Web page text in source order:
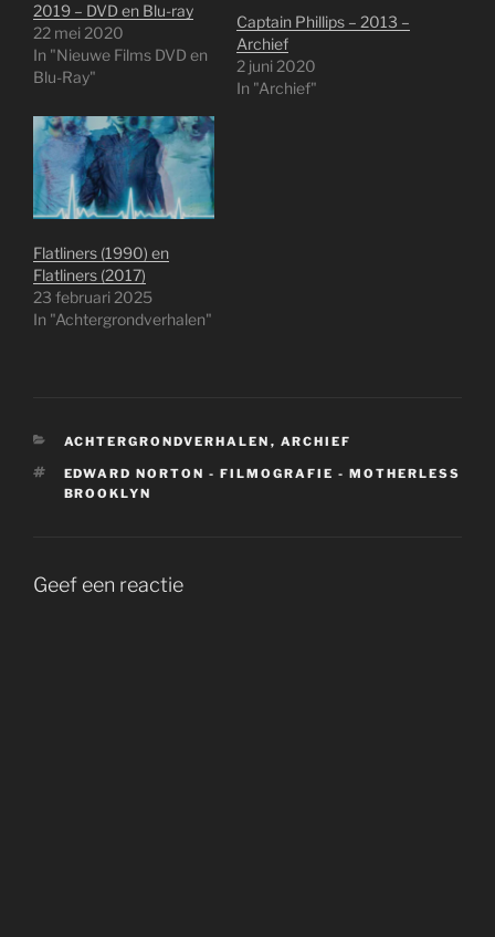
2019 – DVD en Blu-ray
22 mei 2020
In "Nieuwe Films DVD en
Blu-Ray"
Captain Phillips – 2013 –
Archief
2 juni 2020
In "Archief"
Flatliners (1990) en
Flatliners (2017)
23 februari 2025
In "Achtergrondverhalen"
CATEGORIEËN
ACHTERGRONDVERHALEN , ARCHIEF
TAGS
EDWARD NORTON - FILMOGRAFIE - MOTHERLESS
BROOKLYN
Geef een reactie